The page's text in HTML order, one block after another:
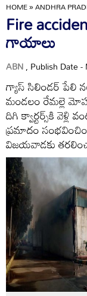
HOME»ANDHRA
Fire
గాయాలు
ABN, Publish Date
గ్యాస్ సిలిండర్ పేలి
మండలం రేమల్లె మోహన్
దిగి క్వార్టర్స్‌కి
ప్రమాదం
విజయవాడకు